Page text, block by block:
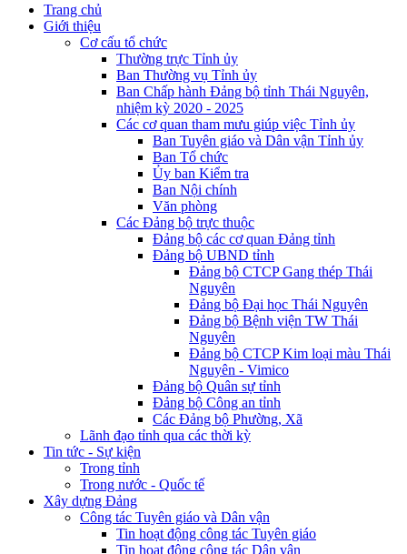
Trang chủ
Giới thiệu
Cơ cấu tổ chức
Thường trực Tỉnh ủy
Ban Thường vụ Tỉnh ủy
Ban Chấp hành Đảng bộ tỉnh Thái Nguyên,
nhiệm kỳ 2020 - 2025
Các cơ quan tham mưu giúp việc Tỉnh ủy
Ban Tuyên giáo và Dân vận Tỉnh ủy
Ban Tổ chức
Ủy ban Kiểm tra
Ban Nội chính
Văn phòng
Các Đảng bộ trực thuộc
Đảng bộ các cơ quan Đảng tỉnh
Đảng bộ UBND tỉnh
Đảng bộ CTCP Gang thép Thái
Nguyên
Đảng bộ Đại học Thái Nguyên
Đảng bộ Bệnh viện TW Thái
Nguyên
Đảng bộ CTCP Kim loại màu Thái
Nguyên - Vimico
Đảng bộ Quân sự tỉnh
Đảng bộ Công an tỉnh
Các Đảng bộ Phường, Xã
Lãnh đạo tỉnh qua các thời kỳ
Tin tức - Sự kiện
Trong tỉnh
Trong nước - Quốc tế
Xây dựng Đảng
Công tác Tuyên giáo và Dân vận
Tin hoạt động công tác Tuyên giáo
Tin hoạt động công tác Dân vận